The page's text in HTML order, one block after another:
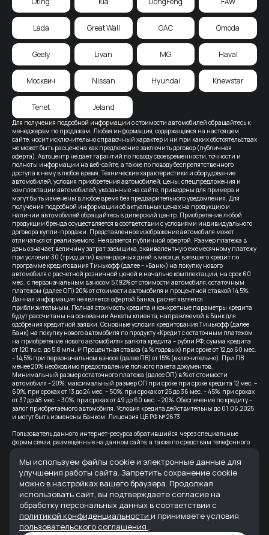
Для получения подробной информации о стоимости автомобилей обращайтесь к
менеджерам по продажам. Любая информация, содержащаяся на настоящем
сайте, носит исключительно справочный характер и ни при каких обстоятельствах
не может быть расценена как предложение заключить договор (публичная
оферта). Автоцентр не дает гарантий по поводу своевременности, точности и
полноты информации на веб-сайте, а также по поводу беспрепятственного
доступа к нему в любое время. Технические характеристики и оборудование
автомобилей, условия приобретения автомобилей, цены, спецпредложения и
комплектации автомобилей, указанные на сайте, приведены для примера и
могут быть изменены в любое время без предварительного уведомления. Для
получения подробной информации об актуальных ценах на продукцию и
наличии автомобилей обращайтесь в дилерский центр. Приобретение любой
продукции бренда осуществляется в соответствии с условиями индивидуального
договора купли-продажи. Представленное изображение автомобиля может
отличаться от реализуемого. Не является публичной офертой. Размер платежа в
день означает величину затрат заемщика, эквивалентную ежемесячному платежу
при условии 30 (тридцати) календарных дней в месяце, взявшего кредит по
программе кредитования Тинькофф (далее – «Банк») на покупку нового
автомобиля с расчетной розничной ценой в начально комплектации, на срок 60
мес., с первоначальным взносом 57,92% от стоимости автомобиля, остаточным
платежом (далее ОП) 20% от стоимости автомобиля и процентной ставкой 14,5%.
Данная информация не является офертой Банка, расчет является
приблизительным. Полная стоимость кредита и конкретные параметры кредита
будут рассчитаны на основании Анкеты клиента, направляемой в Банк для
одобрения кредитной заявки. Основные условия кредитования Тинькофф (далее
Банк) на покупку нового автомобиля по продукту «Кредит с остаточным платежом
на приобретение нового автомобиля» валюта кредита – рубли РФ; сумма кредита
от 120 тыс. до 5.8 млн. ₽ Процентная ставка (в % годовых) при сроке от 12 до 60 мес.
– 14,5% при первоначальном взносе (далее ПВ) от 15% (включительно). При ПВ
менее 20% необходимо предоставление полного пакета документов.
Минимальный размер остаточного платежа (далее ОП) в % от стоимости
автомобиля – 20%; максимальный размер ОП при сроке при сроке кредита 12 мес. –
60%, при сроках от 13 до 24 мес. – 50%, при сроках от 25 до 36 мес. – 45%, при сроках
от 37 до 48 мес. – 30%, при сроках от 49 до 60 мес. – 20%. Обеспечение по кредиту –
залог приобретаемого автомобиля. Условия кредита действительны до 01.06.2025
и могут быть изменены Банком. Лицензия ЦБ РФ № 2673
Пользователь данного интернет-ресурса обратившийся, через специальные
формы связи, размещённые на данном сайте, а также по средствам телефонного
звонка, выражает свое безусловное согласие продолжить устную или письменную
коммуникацию с помощью электронных средств связи, в т.ч.: sms-
информирование, e-mail-рассылка и т.п. и т.д.
Все цены на сайте указаны с учетом скидок.
Банк-партнер: ВТБ (ПАО), Лицензия Банка ВТБ — №1000 от 08.07.2015. Партнер по
страхованию: СПАО «Ингосстрах», лицензия ЦБ РФ № 0928
Реквизиты организации: ООО "АВРОРА" ИНН 6165235622 ОГРН 1236100007373
Lada Great Wall GAC Omoda
Geely Livan MG Haval
Москвич Nissan Hyundai Knewstar
Tenet Jeland
Мы используем файлы cookie и электронные данные для
улучшения работы сайта. Запретить сохранение cookie
можно в настройках вашего браузера. Продолжая
использовать сайт, вы подтверждаете согласие на
обработку персональных данных в соответствии с
политикой конфиденциальности и принимаете условия
пользовательского соглашения .